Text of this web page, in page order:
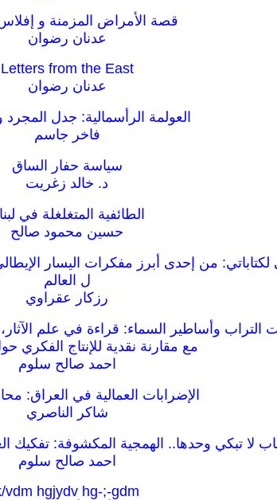
قصة الأمراض المزمنة و إفلاس
عدنان رضوان
Letters from the East
عدنان رضوان
العولمة الرأسمالية: جدل
فاخر جاسم
سياسة حفار الساق
د. خالد زغريت
الطائفية المتغلغلة في
حسين محمود صالح
ل العالم
رزكار عقراوي
التراب وأساطير السماء: قراءة في علم
مع مقارنة نقدية للإنتاج الفكري
احمد صالح سلوم
الإضرابات العمالية في العراق:
شاكر الناصري
لا تبكي وحدها.. الهمجية المكشوفة: تفكيك
احمد صالح سلوم
vdm hgjydv hg-;-gdm